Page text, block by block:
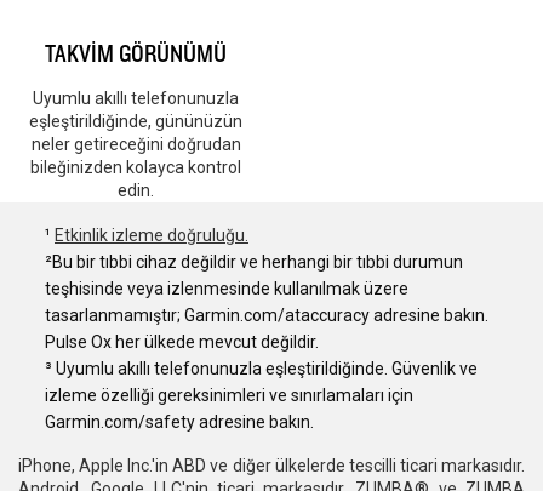
TAKVİM GÖRÜNÜMÜ
Uyumlu akıllı telefonunuzla
eşleştirildiğinde, gününüzün
neler getireceğini doğrudan
bileğinizden kolayca kontrol
edin.
¹ Etkinlik izleme doğruluğu.
²Bu bir tıbbi cihaz değildir ve herhangi bir tıbbi durumun
teşhisinde veya izlenmesinde kullanılmak üzere
tasarlanmamıştır; Garmin.com/ataccuracy adresine bakın.
Pulse Ox her ülkede mevcut değildir.
³ Uyumlu akıllı telefonunuzla eşleştirildiğinde. Güvenlik ve
izleme özelliği gereksinimleri ve sınırlamaları için
Garmin.com/safety adresine bakın.
iPhone, Apple Inc.'in ABD ve diğer ülkelerde tescilli ticari markasıdır.